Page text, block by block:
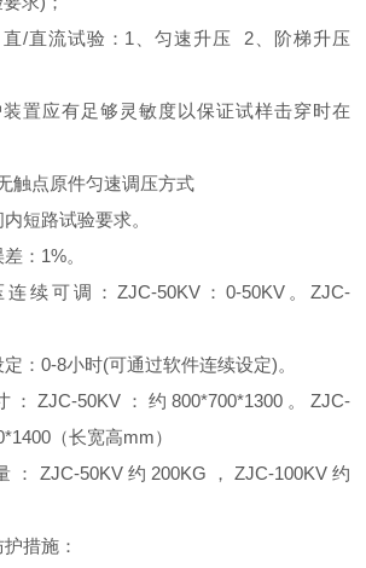
/直流试验：1、匀速升压 2、阶梯升压
置应有足够灵敏度以保证试样击穿时在
触点原件匀速调压方式
短路试验要求。
：1%。
续可调：ZJC-50KV：0-50KV。ZJC-
：0-8小时(可通过软件连续设定)。
ZJC-50KV：约800*700*1300。ZJC-
（长宽高mm）
ZJC-50KV约200KG，ZJC-100KV约
措施：